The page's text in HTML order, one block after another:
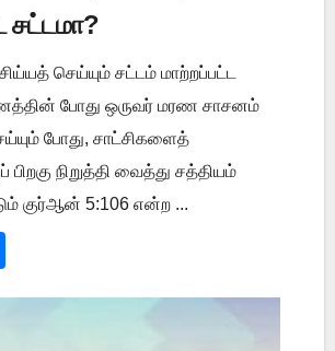
சட்டமா?
செய்யும் சட்டம் மாற்றப்பட்ட
போது ஒருவர் மரண சாசனம்
போது, சாட்சிகளைத்
நிறுத்தி வைத்து சத்தியம்
குர்ஆன் 5:106 என்ற ...